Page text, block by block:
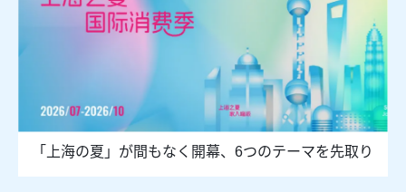
「上海の夏」が間もなく開幕、6つのテーマを先取り